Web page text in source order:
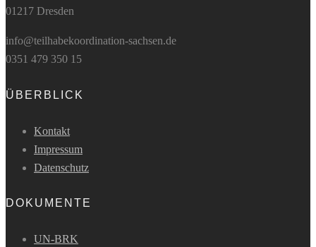
01217 Dresden
info@teilhabekoordination-sachsen.de
0351 479 350 15
ÜBERBLICK
Kontakt
Impressum
Datenschutz
DOKUMENTE
UN-BRK